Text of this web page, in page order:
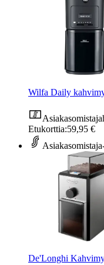
Wilfa Daily
Etukorttia:59,95 €
De'Longhi